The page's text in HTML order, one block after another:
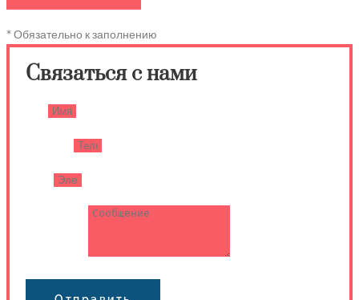
* Обязательно к заполнению
Связаться с нами